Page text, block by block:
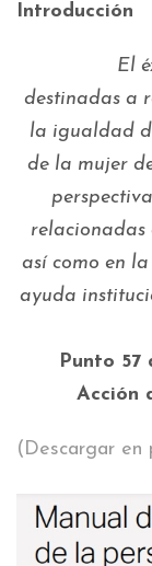
Introducción
El
destinadas a
la igualdad
de la mujer
relacionadas
así como en
ayuda
Punto
Acción
(Descargar en